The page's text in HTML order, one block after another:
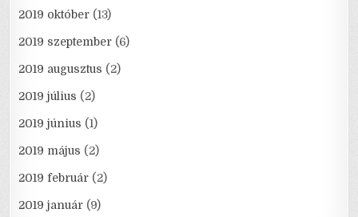
2019 október (13)
2019 szeptember (6)
2019 augusztus (2)
2019 július (2)
2019 június (1)
2019 május (2)
2019 február (2)
2019 január (9)